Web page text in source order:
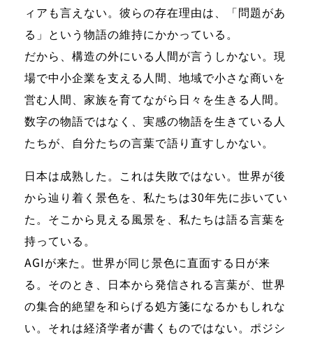
ィアも言えない。彼らの存在理由は、「問題があ
る」という物語の維持にかかっている。
だから、構造の外にいる人間が言うしかない。現
場で中小企業を支える人間、地域で小さな商いを
営む人間、家族を育てながら日々を生きる人間。
数字の物語ではなく、実感の物語を生きている人
たちが、自分たちの言葉で語り直すしかない。
日本は成熟した。これは失敗ではない。世界が後
から辿り着く景色を、私たちは30年先に歩いてい
た。そこから見える風景を、私たちは語る言葉を
持っている。
AGIが来た。世界が同じ景色に直面する日が来
る。そのとき、日本から発信される言葉が、世界
の集合的絶望を和らげる処方箋になるかもしれな
い。それは経済学者が書くものではない。ポジシ